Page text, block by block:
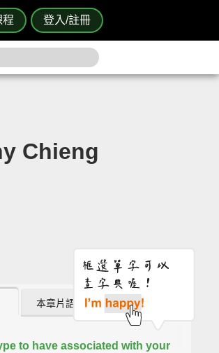
程 登入/註冊
Chieng
本章片語 (0)
to have associated with your